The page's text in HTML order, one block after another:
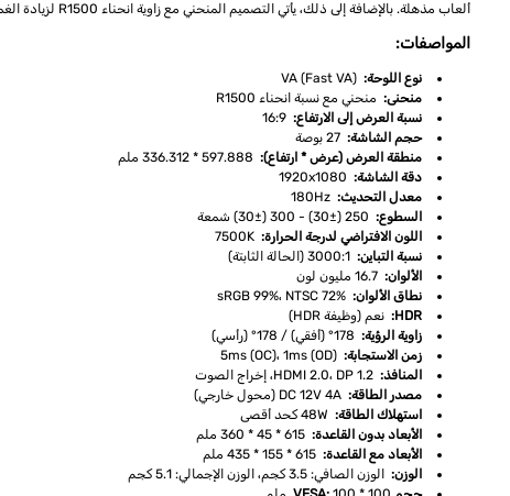
ألعاب مذهلة. بالإضافة إلى ذلك، يأتي التصميم المنحني مع زاوية انحناء R1500 لزيادة الغمر البصري أثناء اللعب.
المواصفات:
نوع اللوحة: VA (Fast VA)
منحنى: منحني مع نسبة انحناء R1500
نسبة العرض إلى الارتفاع: 16:9
حجم الشاشة: 27 بوصة
منطقة العرض (عرض * ارتفاع):
دقة الشاشة:
معدل التحديث: 180Hz
السطوع:
اللون الافتراضي لدرجة الحرارة: 7500K
نسبة التباين: 3000:1 (الحالة الثابتة)
الألوان: 16.7 مليون لون
نطاق الألوان: sRGB 99%، NTSC 72%
HDR:
نعم (وظيفة HDR)
زاوية الرؤية:
زمن الاستجابة: 5ms (OC)، 1ms (OD)
المنافذ: HDMI 2.0، DP 1.2، إخراج الصوت
مصدر الطاقة: DC 12V 4A (محول خارجي)
استهلاك الطاقة:
الأبعاد بدون القاعدة: 615 * 45 * 360 ملم
الأبعاد مع القاعدة: 615 * 155 * 435 ملم
الوزن:
الوزن الصافي: 3.5 كجم، الوزن الإجمالي: 5.1 كجم